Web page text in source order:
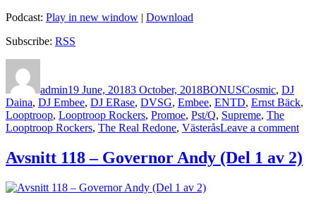
Podcast: Play in new window | Download
Subscribe: RSS
admin19 June, 20183 October, 2018BONUSCosmic, DJ
Daina, DJ Embee, DJ ERase, DVSG, Embee, ENTD, Ernst Bäck,
Looptroop, Looptroop Rockers, Promoe, Pst/Q, Supreme, The
Looptroop Rockers, The Real Redone, VästeråsLeave a commenton
23
–
Avsnitt 118 – Governor Andy (Del 1 av 2)